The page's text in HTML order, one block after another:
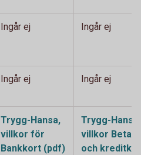
Ingår ej Ingår ej
Ingår ej Ingår ej
Trygg-Hansa,
villkor för
Bankkort (pdf)
Trygg-Hansa,
villkor Betal-
och